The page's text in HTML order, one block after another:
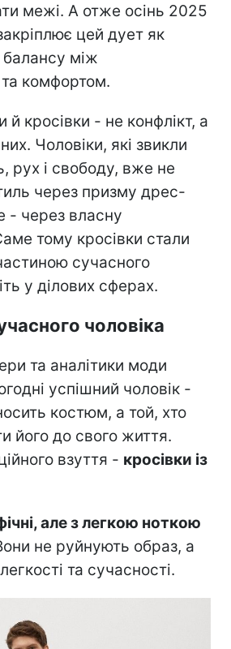
межі. А отже осінь 2025
цей дует як
між
комфортом.
й кросівки - не конфлікт, а
Чоловіки, які звикли
рух і свободу, вже не
через призму дрес-
- через власну
тому кросівки стали
сучасного
у ділових сферах.
чоловіка
та аналітики моди
успішний чоловік -
костюм, а той, хто
його до свого життя.
взуття - кросівки із
але з легкою ноткою
не руйнують образ, а
та сучасності.